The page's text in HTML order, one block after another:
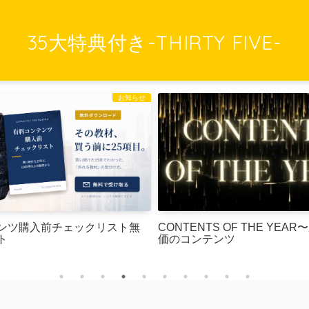
35大特典付き-THIRTY FIVE-
お知らせ
ツ購入前チェックリスト無
CONTENTS OF THE YEAR
価のコンテンツ